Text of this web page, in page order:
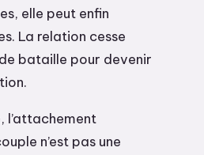
elle peut enfin
La relation cesse
bataille pour devenir
l’attachement
n’est pas une